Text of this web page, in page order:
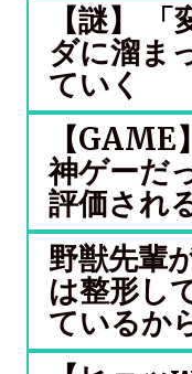
【謎】
ダに溜ま
ていく
【
神ゲーだ
評価され
野獣先輩
は整形し
ているか